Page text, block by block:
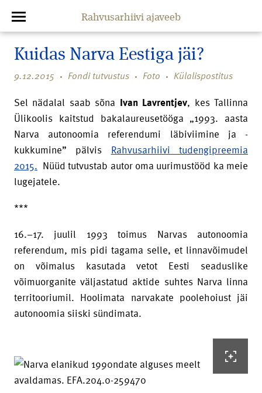
Rahvusarhiivi ajaveeb
Kuidas Narva Eestiga jäi?
9.12.2015 Fondi tutvustus Foto Külalispostitus
Sel nädalal saab sõna Ivan Lavrentjev, kes Tallinna
Ülikoolis kaitstud bakalaureusetööga „1993. aasta
Narva autonoomia referendumi läbiviimine ja -
kukkumine” pälvis Rahvusarhiivi tudengipreemia
2015. Nüüd tutvustab autor oma uurimustööd ka meie
lugejatele.
***
16.–17. juulil 1993 toimus Narvas autonoomia
referendum, mis pidi tagama selle, et linnavõimudel
on võimalus kasutada vetot Eesti seaduslike
võimuorganite väljastatud aktide suhtes Narva linna
territooriumil. Hoolimata narvakate poolehoiust jäi
autonoomia siiski sündimata.